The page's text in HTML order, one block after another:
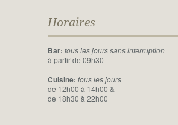
Horaires
Bar: tous les jours sans interruption
à partir de 09h30
Cuisine: tous les jours
de 12h00 à 14h00 &
de 18h30 à 22h00